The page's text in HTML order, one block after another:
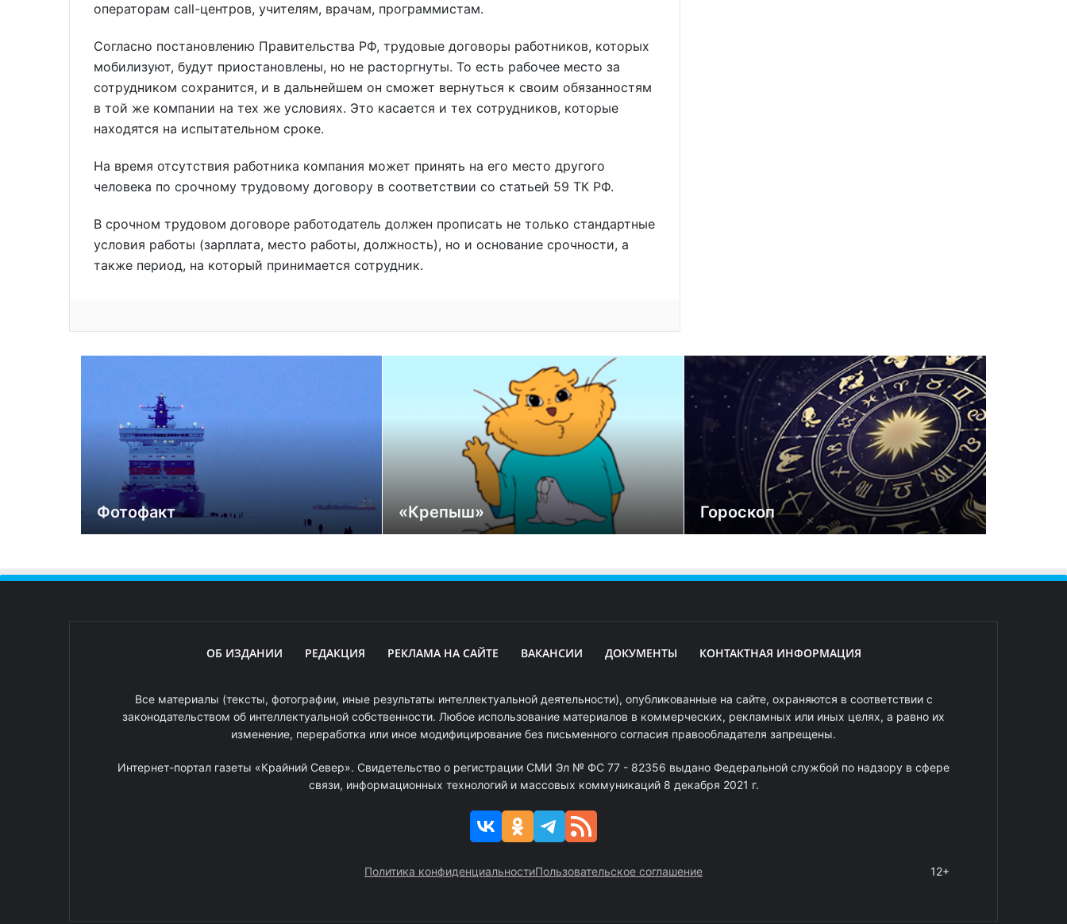
операторам call-центров, учителям, врачам, программистам.
Согласно постановлению Правительства РФ, трудовые договоры работников, которых
мобилизуют, будут приостановлены, но не расторгнуты. То есть рабочее место за
сотрудником сохранится, и в дальнейшем он сможет вернуться к своим обязанностям
в той же компании на тех же условиях. Это касается и тех сотрудников, которые
находятся на испытательном сроке.
На время отсутствия работника компания может принять на его место другого
человека по срочному трудовому договору в соответствии со статьей 59 ТК РФ.
В срочном трудовом договоре работодатель должен прописать не только стандартные
условия работы (зарплата, место работы, должность), но и основание срочности, а
также период, на который принимается сотрудник.
Фотофакт «Крепыш» Гороскоп
ОБ ИЗДАНИИ РЕДАКЦИЯ РЕКЛАМА НА САЙТЕ ВАКАНСИИ ДОКУМЕНТЫ КОНТАКТНАЯ ИНФОРМАЦИЯ
Все материалы (тексты, фотографии, иные результаты интеллектуальной деятельности), опубликованные на сайте, охраняются в соответствии с
законодательством об интеллектуальной собственности. Любое использование материалов в коммерческих, рекламных или иных целях, а равно их
изменение, переработка или иное модифицирование без письменного согласия правообладателя запрещены.
Интернет-портал газеты «Крайний Север». Свидетельство о регистрации СМИ Эл № ФС 77 - 82356 выдано Федеральной службой по надзору в сфере
связи, информационных технологий и массовых коммуникаций 8 декабря 2021 г.
Политика конфиденциальностиПользовательское соглашение 12+